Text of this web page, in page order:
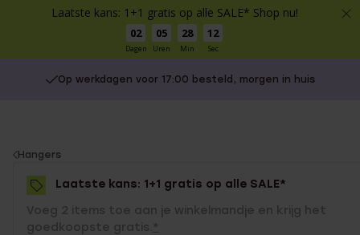
Laatste kans: 1+1 gratis op alle SALE* Shop nu!
02
Dagen
05
Uren
28
Min
11
Sec
Op werkdagen voor 17:00 besteld, morgen in huis
You
are
here:
Hangers
Laatste kans: 1+1 gratis op alle SALE*
Voeg 2 items toe aan je winkelmandje en krijg het
goedkoopste gratis. *